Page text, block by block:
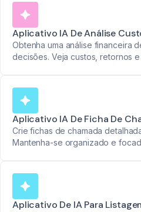
Aplicativo IA De Análise
Obtenha uma análise financeira
decisões. Veja custos, retornos
Aplicativo IA De Ficha De
Crie fichas de chamada
Mantenha-se organizado e
Aplicativo De IA Para